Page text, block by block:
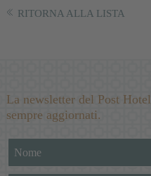
RITORNA ALLA LISTA
La newsletter del Post
sempre aggiornati.